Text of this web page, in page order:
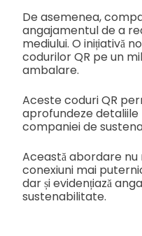
De asemenea,
angajamentul de a
mediului. O inițiativă
codurilor QR pe un
ambalare.
Aceste coduri QR
aprofundeze detaliile
companiei de
Această abordare nu
conexiuni mai
dar și evidențiază
sustenabilitate.